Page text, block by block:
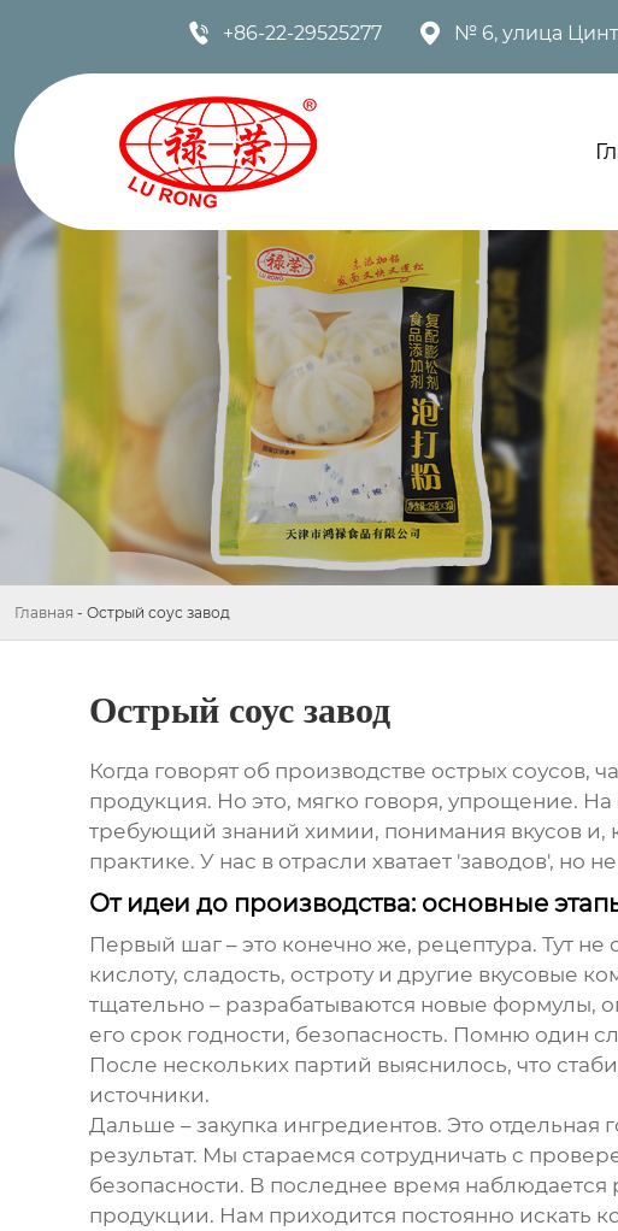
 +86-22-29525277  № 6, улица
Главная - Острый соус завод
Острый соус завод
Когда говорят об производстве острых соусов,
продукция. Но это, мягко говоря, упрощение.
требующий знаний химии, понимания вкусов и,
практике. У нас в отрасли хватает 'заводов', но
От идеи до производства: основные
Первый шаг – это конечно же, рецептура. Тут
кислоту, сладость, остроту и другие вкусовые
тщательно – разрабатываются новые формулы,
его срок годности, безопасность. Помню один
После нескольких партий выяснилось, что
источники.
Дальше – закупка ингредиентов. Это
результат. Мы стараемся сотрудничать с
безопасности. В последнее время наблюдается
продукции. Нам приходится постоянно искать